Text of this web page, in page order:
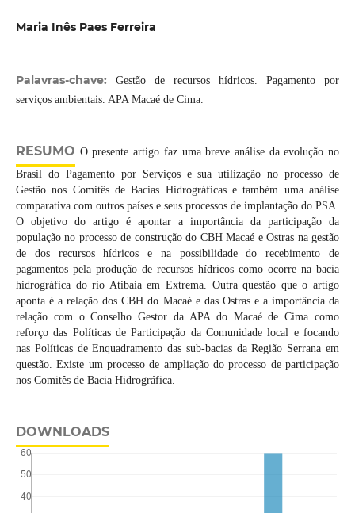
Maria Inês Paes Ferreira
Palavras-chave:
Gestão de recursos hídricos. Pagamento por
serviços ambientais. APA Macaé de Cima.
RESUMO O presente artigo faz uma breve análise da evolução no
Brasil do Pagamento por Serviços e sua utilização no processo de
Gestão nos Comitês de Bacias Hidrográficas e também uma análise
comparativa com outros países e seus processos de implantação do PSA.
O objetivo do artigo é apontar a importância da participação da
população no processo de construção do CBH Macaé e Ostras na gestão
de dos recursos hídricos e na possibilidade do recebimento de
pagamentos pela produção de recursos hídricos como ocorre na bacia
hidrográfica do rio Atibaia em Extrema. Outra questão que o artigo
aponta é a relação dos CBH do Macaé e das Ostras e a importância da
relação com o Conselho Gestor da APA do Macaé de Cima como
reforço das Políticas de Participação da Comunidade local e focando
nas Políticas de Enquadramento das sub-bacias da Região Serrana em
questão. Existe um processo de ampliação do processo de participação
nos Comitês de Bacia Hidrográfica.
DOWNLOADS